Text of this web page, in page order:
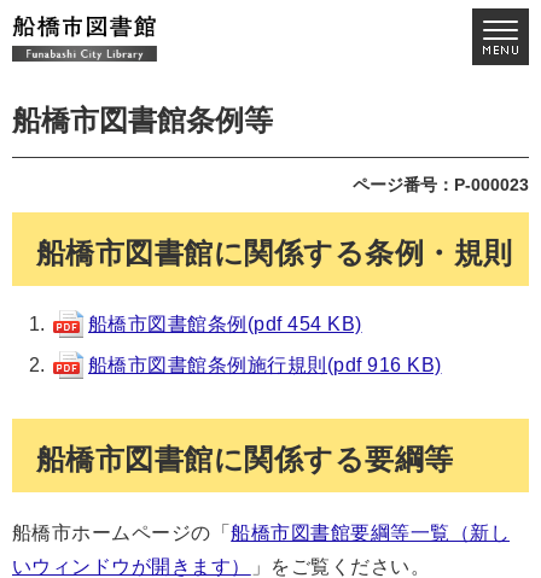
船橋市図書館条例等
ページ番号：P-000023
船橋市図書館に関係する条例・規則
船橋市図書館条例(pdf 454 KB)
船橋市図書館条例施行規則(pdf 916 KB)
船橋市図書館に関係する要綱等
船橋市ホームページの「船橋市図書館要綱等一覧（新し
いウィンドウが開きます）
」をご覧ください。